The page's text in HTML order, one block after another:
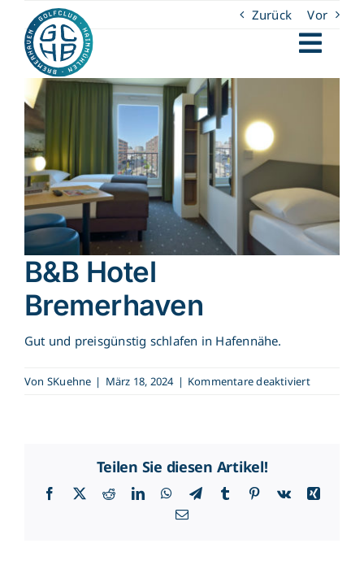
Inhalt
springen
Golf lernen
Für Gäste
Unser Club
Für Unternehmen
Clubnews
Kontakt
Zurück Vor
Zeige
grösseres
Bild
B&B Hotel
Bremerhaven
Gut und preisgünstig schlafen in Hafennähe.
Von SKuehne | März 18, 2024 | Kommentare deaktiviertfür
Teilen Sie diesen Artikel!
Facebook
X RedditLinkedInWhatsApp
TelegramTumblr Pinterest
Vk
Xing
E-